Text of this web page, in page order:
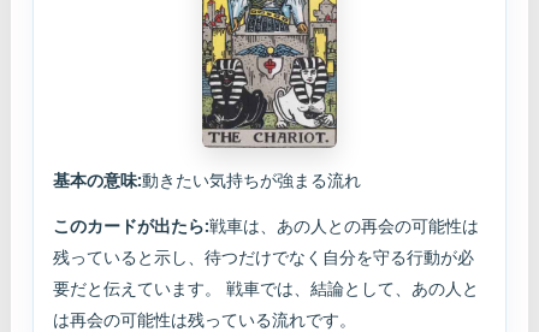
基本の意味:動きたい気持ちが強まる流れ
このカードが出たら:戦車は、あの人との再会の可能性は
残っていると示し、待つだけでなく自分を守る行動が必
要だと伝えています。 戦車では、結論として、あの人と
は再会の可能性は残っている流れです。